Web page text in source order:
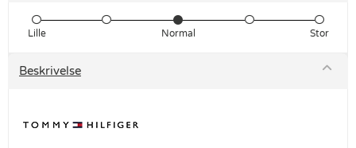
Lille Normal Stor
Beskrivelse